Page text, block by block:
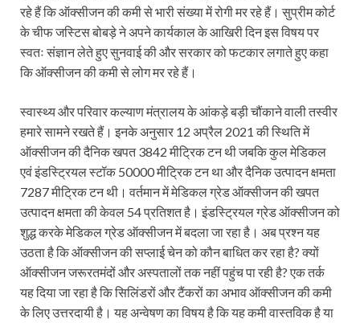
रहे हैं कि ऑक्सीजन की कमी से भारी संख्या में रोगी मर रहे हैं। सुप्रीम कोर्ट
के चीफ जस्टिस बोबड़े ने अपने कार्यकाल के आखिरी दिन इस विषय पर
स्वतः संज्ञान लेते हुए सुनवाई की और सरकार को फटकार लगाते हुए कहा
कि ऑक्सीजन की कमी से लोग मर रहे हैं।
स्वास्थ्य और परिवार कल्याण मंत्रालय के आंकड़े बड़ी चौंकाने वाली तस्वीर
हमारे सामने रखते हैं। इनके अनुसार 12 अप्रैल 2021 की स्थिति में
ऑक्सीजन की दैनिक खपत 3842 मीट्रिक टन थी जबकि कुल मेडिकल
एवं इंडस्ट्रियल स्टॉक 50000 मीट्रिक टन था और दैनिक उत्पादन क्षमता
7287 मीट्रिक टन थी। वर्तमान में मेडिकल ग्रेड ऑक्सीजन की खपत
उत्पादन क्षमता की केवल 54 प्रतिशत है। इंडस्ट्रियल ग्रेड ऑक्सीजन को
शुद्ध करके मेडिकल ग्रेड ऑक्सीजन में बदला जा रहा है। अब प्रश्न यह
उठता है कि ऑक्सीजन की सप्लाई चेन को कौन बाधित कर रहा है? क्यों
ऑक्सीजन जरूरतमंदों और अस्पतालों तक नहीं पहुंच पा रही है? एक तर्क
यह दिया जा रहा है कि सिलिंडरों और टैंकरों का अभाव ऑक्सीजन की कमी
के लिए उत्तरदायी है। यह अन्वेषण का विषय है कि यह कमी वास्तविक है या